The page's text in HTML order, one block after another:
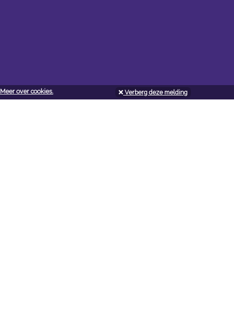
Meer over cookies. Verberg deze melding